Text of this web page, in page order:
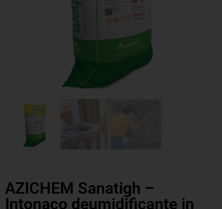
AZICHEM Sanatigh –
Intonaco deumidificante in